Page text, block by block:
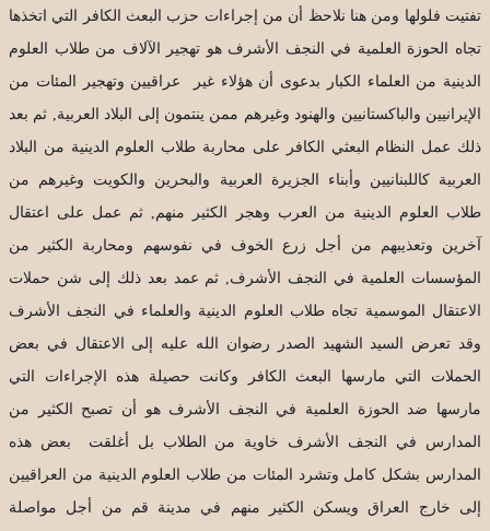
تفتيت فلولها ومن هنا نلاحظ أن من إجراءات حزب البعث الكافر التي اتخذها
تجاه الحوزة العلمية في النجف الأشرف هو تهجير الآلاف من طلاب العلوم
الدينية من العلماء الكبار بدعوى أن هؤلاء غير عراقيين وتهجير المئات من
الإيرانيين والباكستانيين والهنود وغيرهم ممن ينتمون إلى البلاد العربية, ثم بعد
ذلك عمل النظام البعثي الكافر على محاربة طلاب العلوم الدينية من البلاد
العربية كاللبنانيين وأبناء الجزيرة العربية والبحرين والكويت وغيرهم من
طلاب العلوم الدينية من العرب وهجر الكثير منهم, ثم عمل على اعتقال
آخرين وتعذيبهم من أجل زرع الخوف في نفوسهم ومحاربة الكثير من
المؤسسات العلمية في النجف الأشرف, ثم عمد بعد ذلك إلى شن حملات
الاعتقال الموسمية تجاه طلاب العلوم الدينية والعلماء في النجف الأشرف
وقد تعرض السيد الشهيد الصدر رضوان الله عليه إلى الاعتقال في بعض
الحملات التي مارسها البعث الكافر وكانت حصيلة هذه الإجراءات التي
مارسها ضد الحوزة العلمية في النجف الأشرف هو أن تصبح الكثير من
المدارس في النجف الأشرف خاوية من الطلاب بل أغلقت بعض هذه
المدارس بشكل كامل وتشرد المئات من طلاب العلوم الدينية من العراقيين
إلى خارج العراق ويسكن الكثير منهم في مدينة قم من أجل مواصلة